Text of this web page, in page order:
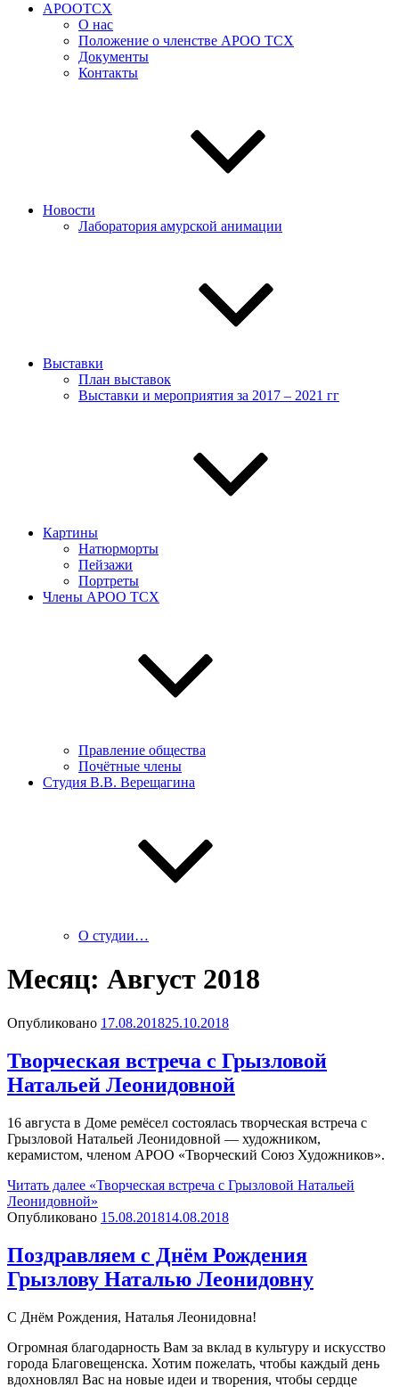
АРООТСХ
О нас
Положение о членстве АРОО ТСХ
Документы
Контакты
Новости
Лаборатория амурской анимации
Выставки
План выставок
Выставки и мероприятия за 2017 – 2021 гг
Картины
Натюрморты
Пейзажи
Портреты
Члены АРОО ТСХ
Правление общества
Почётные члены
Студия В.В. Верещагина
О студии…
Месяц: Август 2018
Опубликовано 17.08.201825.10.2018
Творческая встреча с Грызловой
Натальей Леонидовной
16 августа в Доме ремёсел состоялась творческая встреча с
Грызловой Натальей Леонидовной — художником,
керамистом, членом АРОО «Творческий Союз Художников».
Читать далее «Творческая встреча с Грызловой Натальей
Леонидовной»
Опубликовано 15.08.201814.08.2018
Поздравляем с Днём Рождения
Грызлову Наталью Леонидовну
С Днём Рождения, Наталья Леонидовна!
Огромная благодарность Вам за вклад в культуру и искусство
города Благовещенска. Хотим пожелать, чтобы каждый день
вдохновлял Вас на новые идеи и творения, чтобы сердце